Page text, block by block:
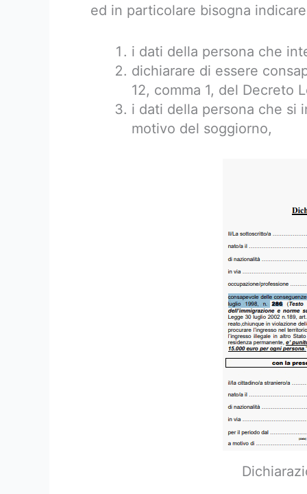
ed in particolare bisogna
i dati della persona che
dichiarare di essere
12, comma 1, del Decreto
i dati della persona che si
motivo del soggiorno,